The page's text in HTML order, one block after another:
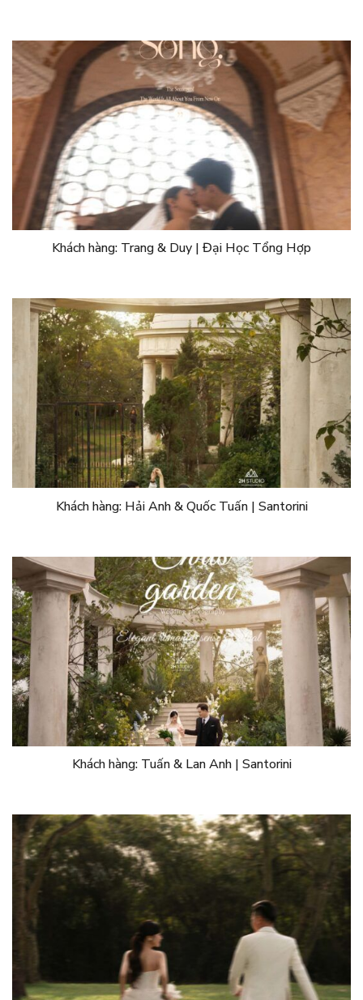
Khách hàng: Trang & Duy | Đại Học Tổng Hợp
Khách hàng: Hải Anh & Quốc Tuấn | Santorini
Khách hàng: Tuấn & Lan Anh | Santorini